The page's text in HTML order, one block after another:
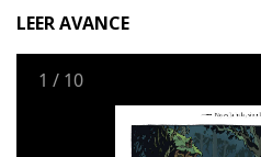
LEER AVANCE
1 / 10